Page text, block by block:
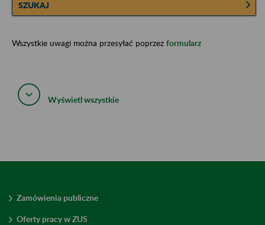
SZUKAJ
Wszystkie uwagi można przesyłać poprzez formularz
Wyświetl wszystkie
Zamówienia publiczne
Oferty pracy w ZUS